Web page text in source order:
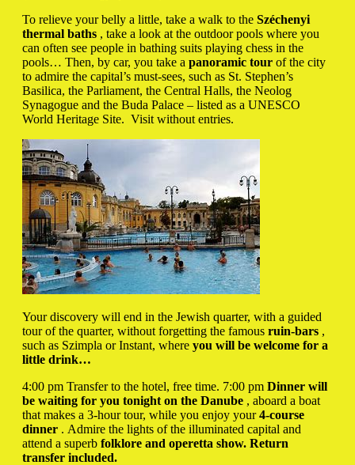
To relieve your belly a little, take a walk to the Széchenyi
thermal baths , take a look at the outdoor pools where you
can often see people in bathing suits playing chess in the
pools… Then, by car, you take a panoramic tour of the city
to admire the capital’s must-sees, such as St. Stephen’s
Basilica, the Parliament, the Central Halls, the Neolog
Synagogue and the Buda Palace – listed as a UNESCO
World Heritage Site. Visit without entries.
Your discovery will end in the Jewish quarter, with a guided
tour of the quarter, without forgetting the famous ruin-bars ,
such as Szimpla or Instant, where you will be welcome for a
little drink…
4:00 pm Transfer to the hotel, free time. 7:00 pm Dinner will
be waiting for you tonight on the Danube , aboard a boat
that makes a 3-hour tour, while you enjoy your4-course
dinner . Admire the lights of the illuminated capital and
attend a superb folklore and operetta show. Return
transfer included.